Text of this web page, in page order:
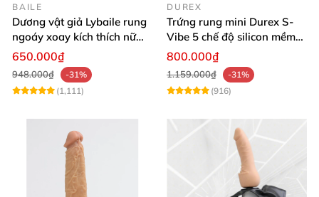
BAILE
Dương vật giả Lybaile rung
ngoáy xoay kích thích nữ
thủ dâm
650.000₫
948.000₫
-31%
(1,111)
DUREX
Trứng rung mini Durex S-
Vibe 5 chế độ silicon mềm
mịn cao cấp
800.000₫
1.159.000₫
-31%
(916)